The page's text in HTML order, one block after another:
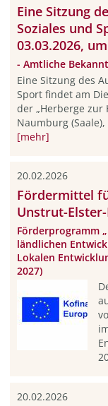
Eine Sitzung
Soziales und
03.03.2026,
- Amtliche
Eine Sitzung des
Sport findet am
der „Herberge zur
Naumburg
[mehr]
20.02.2026
Fördermittel
Unstrut-
Förderprogramm
ländlichen
Lokalen
2027)
20.02.2026